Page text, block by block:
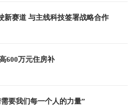
新赛道 与主线科技签署战略合作
600万元住房补
要我们每一个人的力量”